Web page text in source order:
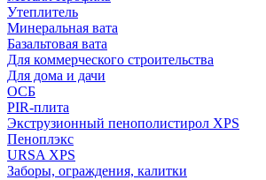
Утеплитель
Минеральная вата
Базальтовая вата
Для коммерческого строительства
Для дома и дачи
ОСБ
PIR-плита
Экструзионный пенополистирол XPS
Пеноплэкс
URSA XPS
Заборы, ограждения, калитки